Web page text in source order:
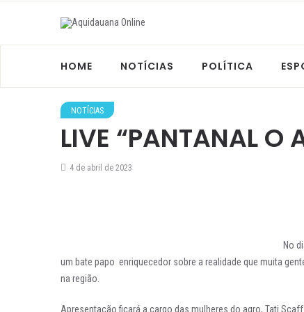
HOME NOTÍCIAS POLÍTICA
NOTÍCIAS
LIVE “PANTANAL O
4 de abril de 2023
No
um bate papo enriquecedor sobre a realidade que muita
na região.
Apresentação ficará a cargo das mulheres do agro, Tati Scaff